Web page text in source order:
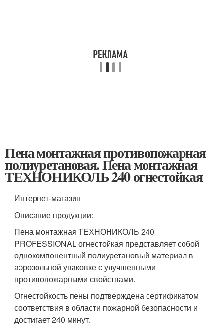
Пена монтажная противопожарная
полиуретановая. Пена монтажная
ТЕХНОНИКОЛЬ 240 огнестойкая
Интернет-магазин
Описание продукции:
Пена монтажная ТЕХНОНИКОЛЬ 240
PROFESSIONAL огнестойкая представляет собой
однокомпонентный полиуретановый материал в
аэрозольной упаковке с улучшенными
противопожарными свойствами.
Огнестойкость пены подтверждена сертификатом
соответствия в области пожарной безопасности и
достигает 240 минут.